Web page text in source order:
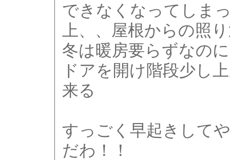
できなくなってしま
上、、屋根からの照
冬は暖房要らずなの
ドアを開け階段少し
来る
すっごく早起きして
だわ！！